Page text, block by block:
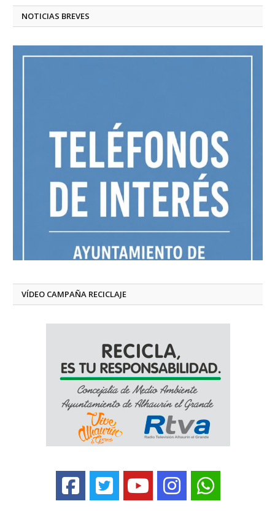
NOTICIAS BREVES
VÍDEO CAMPAÑA RECICLAJE